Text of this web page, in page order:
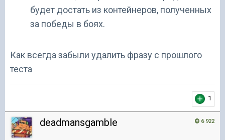
будет достать из контейнеров, полученных
за победы в боях.
Как всегда забыли удалить фразу с прошлого
теста
1
6 922
deadmansgamble